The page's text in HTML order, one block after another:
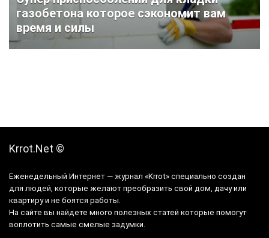
газобетона которое сэкономит вам
время и силы
Krrot.Net ©
Еженедельный Интернет — журнал «Krrot» специально создан
для людей, которые желают преобразить свой дом, дачу или
квартиру и не боятся работы.
На сайте вы найдете много полезных статей которые помогут
воплотить самые смелые задумки.